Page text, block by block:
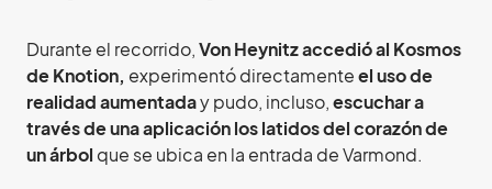
Durante el recorrido,Von Heynitz accedió al Kosmos
de Knotion, experimentó directamenteel uso de
realidad aumentaday pudo, incluso,escuchar a
través de una aplicación los latidos del corazón de
un árbol que se ubica en la entrada de Varmond.